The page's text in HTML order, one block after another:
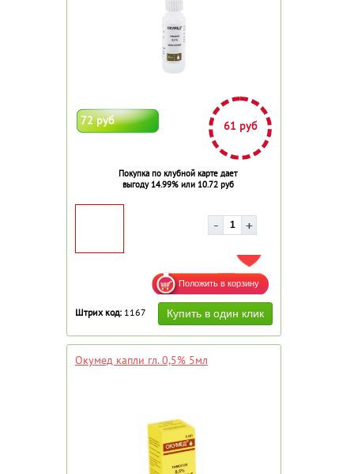
72 руб 61 руб
Покупка по клубной карте дает
выгоду 14.99% или 10.72 руб
ДОБАВИТЬ В ИЗБРАННОЕ
Штрих код: 1167
Окумед капли гл. 0,5% 5мл